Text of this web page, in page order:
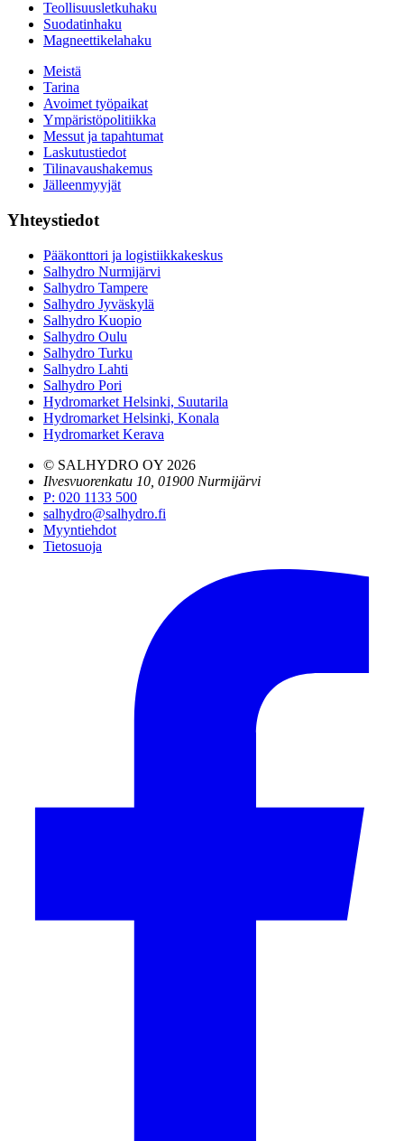
Teollisuusletkuhaku
Suodatinhaku
Magneettikelahaku
Meistä
Tarina
Avoimet työpaikat
Ympäristöpolitiikka
Messut ja tapahtumat
Laskutustiedot
Tilinavaushakemus
Jälleenmyyjät
Yhteystiedot
Pääkonttori ja logistiikkakeskus
Salhydro Nurmijärvi
Salhydro Tampere
Salhydro Jyväskylä
Salhydro Kuopio
Salhydro Oulu
Salhydro Turku
Salhydro Lahti
Salhydro Pori
Hydromarket Helsinki, Suutarila
Hydromarket Helsinki, Konala
Hydromarket Kerava
© SALHYDRO OY 2026
Ilvesvuorenkatu 10, 01900 Nurmijärvi
P: 020 1133 500
salhydro@salhydro.fi
Myyntiehdot
Tietosuoja